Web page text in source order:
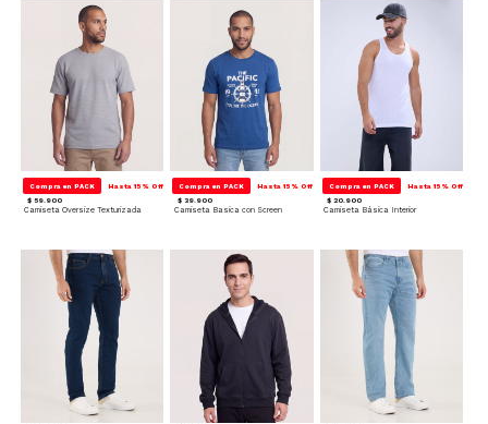
Compra en PACK Hasta 15% Off
$ 59.900
Camiseta Oversize Texturizada
Compra en PACK Hasta 15% Off
$ 39.900
Camiseta Basica con Screen
Compra en PACK Hasta 15% Off
$ 20.900
Camiseta Básica Interior